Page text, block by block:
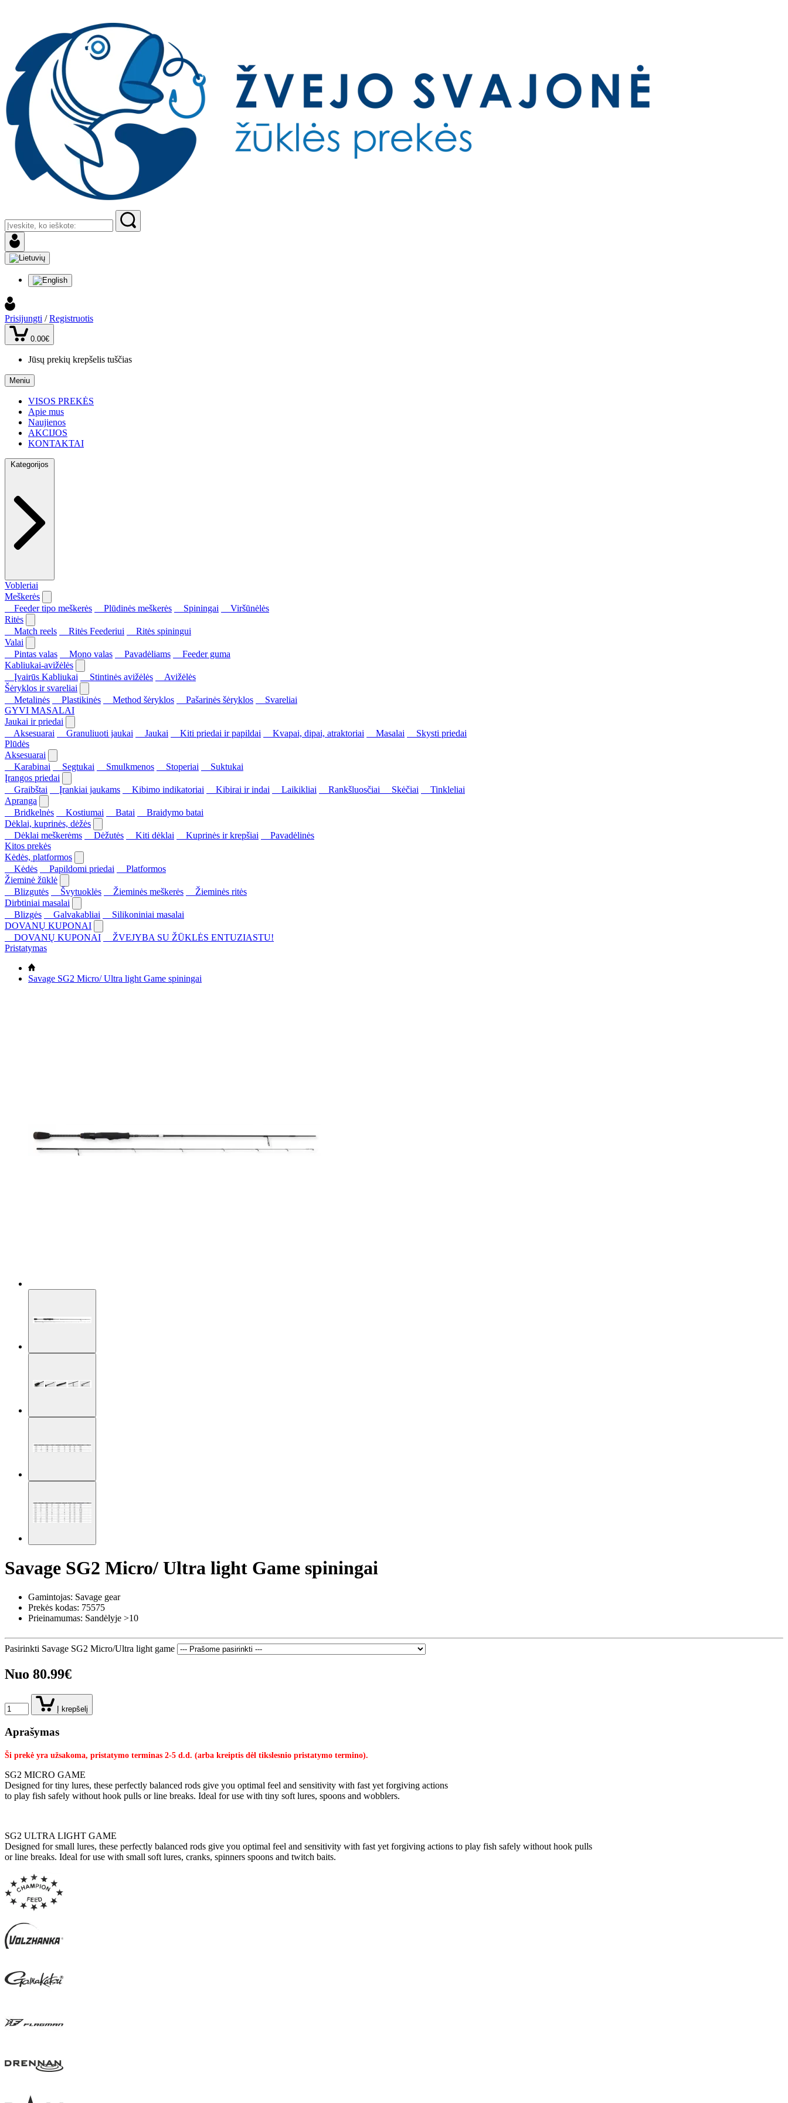
Prisijungti / Registruotis
0.00€
Jūsų prekių krepšelis tuščias
Meniu
VISOS PREKĖS
Apie mus
Naujienos
AKCIJOS
KONTAKTAI
Kategorijos
Vobleriai
Meškerės
Feeder tipo meškerės
Plūdinės meškerės Spiningai
Viršūnėlės
Ritės
Match reels
Ritės Feederiui
Ritės spiningui
Valai
Pintas valas
Mono valas Pavadėliams
Feeder guma
Kabliukai-avižėlės
Įvairūs Kabliukai
Stintinės avižėlės
Avižėlės
Šėryklos ir svareliai
Metalinės
Plastikinės Method šėryklos Pašarinės šėryklos
Svareliai
GYVI MASALAI
Jaukai ir priedai
Aksesuarai
Granuliuoti jaukai Jaukai Kiti priedai ir papildai Kvapai, dipai, atraktoriai Masalai
Skysti priedai
Plūdės
Aksesuarai
Karabinai
Segtukai Smulkmenos Stoperiai
Suktukai
Įrangos priedai
Graibštai
Įrankiai jaukams Kibimo indikatoriai Kibirai ir indai Laikikliai Rankšluosčiai Skėčiai
Tinkleliai
Apranga
Bridkelnės
Kostiumai Batai
Braidymo batai
Dėklai, kuprinės, dėžės
Dėklai meškerėms
Dėžutės Kiti dėklai Kuprinės ir krepšiai
Pavadėlinės
Kitos prekės
Kėdės, platformos
Kėdės
Papildomi priedai
Platformos
Žieminė žūklė
Blizgutės
Švytuoklės Žieminės meškerės
Žieminės ritės
Dirbtiniai masalai
Blizgės
Galvakabliai
Silikoniniai masalai
DOVANŲ KUPONAI
DOVANŲ KUPONAI
ŽVEJYBA SU ŽŪKLĖS ENTUZIASTU!
Pristatymas
Savage SG2 Micro/ Ultra light Game spiningai
Savage SG2 Micro/ Ultra light Game spiningai
Gamintojas: Savage gear
Prekės kodas: 75575
Prieinamumas: Sandėlyje >10
Pasirinkti Savage SG2 Micro/Ultra light game
Nuo 80.99€
Į krepšelį
Aprašymas
Ši prekė yra užsakoma, pristatymo terminas 2-5 d.d. (arba kreiptis dėl tikslesnio pristatymo termino).
SG2 MICRO GAME
Designed for tiny lures, these perfectly balanced rods give you optimal feel and sensitivity with fast yet forgiving actions
to play fish safely without hook pulls or line breaks. Ideal for use with tiny soft lures, spoons and wobblers.
SG2 ULTRA LIGHT GAME
Designed for small lures, these perfectly balanced rods give you optimal feel and sensitivity with fast yet forgiving actions to play fish safely without hook pulls
or line breaks. Ideal for use with small soft lures, cranks, spinners spoons and twitch baits.